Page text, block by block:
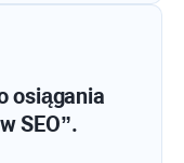
osiągania
SEO”.